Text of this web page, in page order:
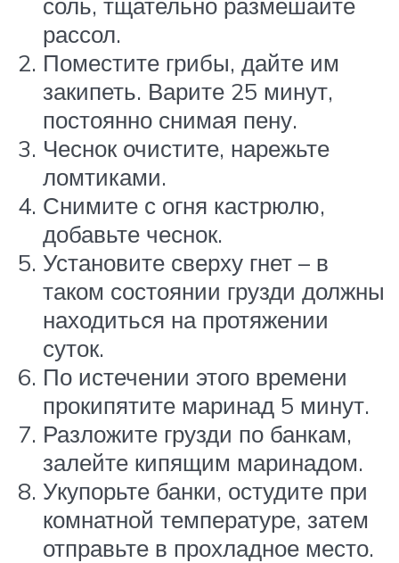
рассол.
Поместите грибы, дайте им
закипеть. Варите 25 минут,
постоянно снимая пену.
Чеснок очистите, нарежьте
ломтиками.
Снимите с огня кастрюлю,
добавьте чеснок.
Установите сверху гнет – в
таком состоянии грузди должны
находиться на протяжении
суток.
По истечении этого времени
прокипятите маринад 5 минут.
Разложите грузди по банкам,
залейте кипящим маринадом.
Укупорьте банки, остудите при
комнатной температуре, затем
отправьте в прохладное место.